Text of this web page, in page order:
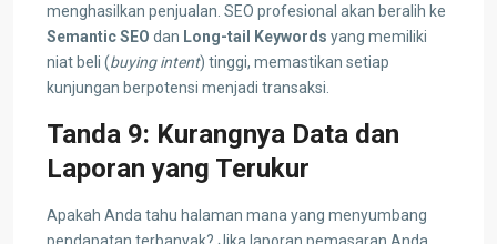
menghasilkan penjualan. SEO profesional akan beralih ke
Semantic SEO dan Long-tail Keywords yang memiliki
niat beli (buying intent) tinggi, memastikan setiap
kunjungan berpotensi menjadi transaksi.
Tanda 9: Kurangnya Data dan
Laporan yang Terukur
Apakah Anda tahu halaman mana yang menyumbang
pendapatan terbanyak? Jika laporan pemasaran Anda